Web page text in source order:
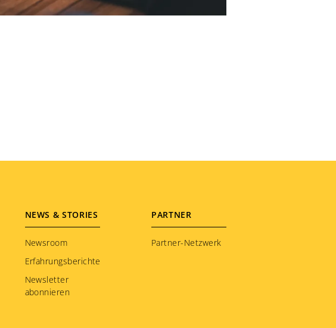
NEWS & STORIES
Newsroom
Erfahrungsberichte
Newsletter
abonnieren
PARTNER
Partner-Netzwerk